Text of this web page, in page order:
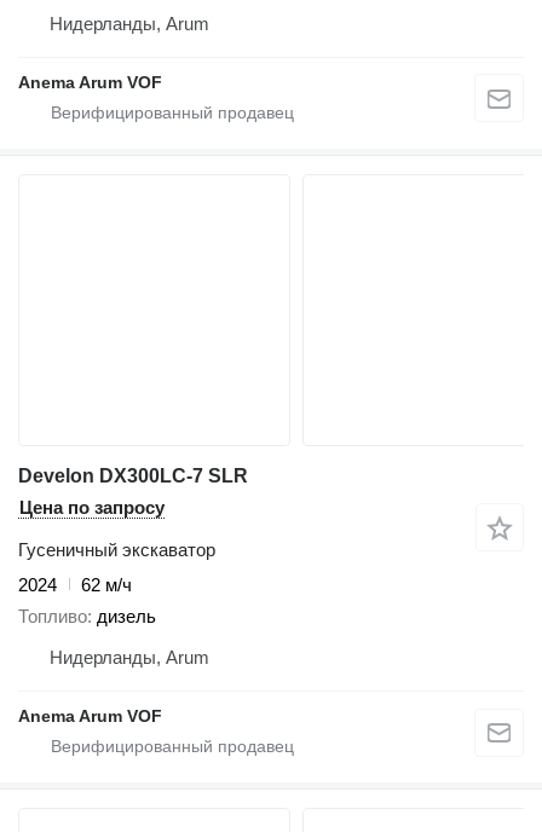
Нидерланды, Arum
Anema Arum VOF
Develon DX300LC-7 SLR
Цена по запросу
Гусеничный экскаватор
2024
62 м/ч
Топливо дизель
Нидерланды, Arum
Anema Arum VOF